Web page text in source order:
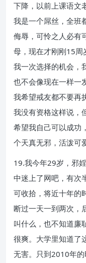
下降，以前上课语文
我是一个屌丝，全班
侮辱，可怜之人必有
母，现在才刚刚15周
我一次选择的机会，
也不会像现在一样一
我希望戒友都不要再
我没有资格这样说，
希望我自己可以成功
个天真无邪，活泼可
19.我今年29岁，邪
中迷上了网吧，有次
可收拾，将近十年的
断过一天一到两次，
叫什么，也不知道廉
很爽。大学里知道了
无害。只到2010年